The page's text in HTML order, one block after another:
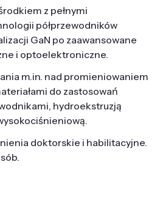
z pełnymi
półprzewodników
GaN po zaawansowane
i optoelektroniczne.
m.in. nad promieniowaniem
do zastosowań
hydroekstruzją
doktorskie i habilitacyjne.